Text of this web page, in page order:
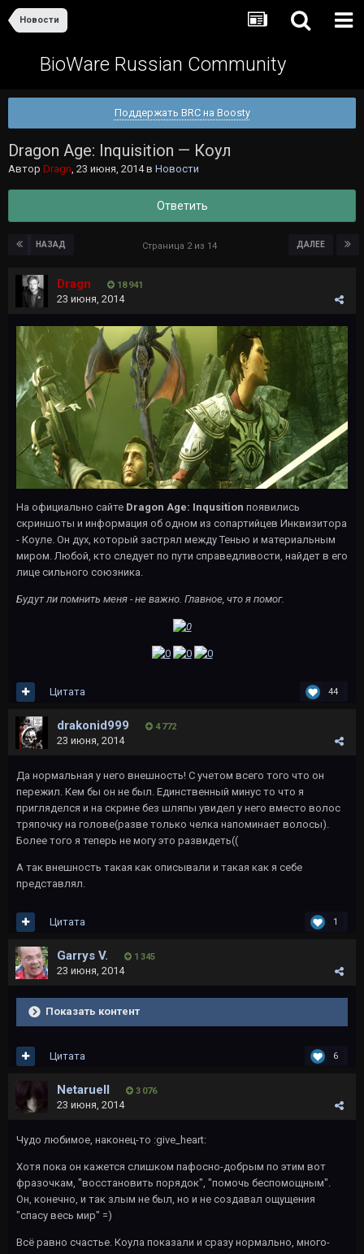
Новости
BioWare Russian Community
Поддержать BRC на Boosty
Dragon Age: Inquisition — Коул
Автор Dragn, 23 июня, 2014в Новости
Ответить
НАЗАД ДАЛЕЕ
Страница 2 из 14
Dragn 18 941
23 июня, 2014
На официально сайте Dragon Age: Inqusition появились
скриншоты и информация об одном из сопартийцев Инквизитора
- Коуле. Он дух, который застрял между Тенью и материальным
миром. Любой, кто следует по пути справедливости, найдет в его
лице сильного союзника.
Будут ли помнить меня - не важно. Главное, что я помог.
44
Цитата
drakonid999 4 772
23 июня, 2014
Да нормальная у него внешность! С учетом всего того что он
пережил. Кем бы он не был. Единственный минус то что я
пригляделся и на скрине без шляпы увидел у него вместо волос
тряпочку на голове(разве только челка напоминает волосы).
Более того я теперь не могу это развидеть((
А так внешность такая как описывали и такая как я себе
представлял.
1
Цитата
Garrys V. 1 345
23 июня, 2014
Показать контент
6
Цитата
Netaruell 3 076
23 июня, 2014
Чудо любимое, наконец-то :give_heart:
Хотя пока он кажется слишком пафосно-добрым по этим вот
фразочкам, "восстановить порядок", "помочь беспомощным".
Он, конечно, и так злым не был, но и не создавал ощущения
"спасу весь мир" =)
Всё равно счастье. Коула показали и сразу нормально, много-